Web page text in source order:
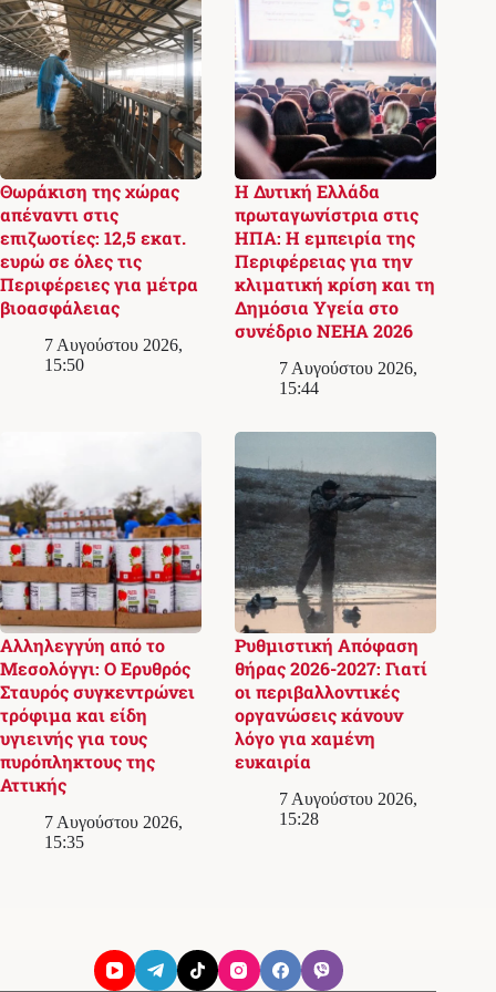
Θωράκιση της χώρας
απέναντι στις
επιζωοτίες: 12,5 εκατ.
ευρώ σε όλες τις
Περιφέρειες για μέτρα
βιοασφάλειας
7 Αυγούστου 2026,
15:50
Η Δυτική Ελλάδα
πρωταγωνίστρια στις
ΗΠΑ: Η εμπειρία της
Περιφέρειας για την
κλιματική κρίση και τη
Δημόσια Υγεία στο
συνέδριο NEHA 2026
7 Αυγούστου 2026,
15:44
Αλληλεγγύη από το
Μεσολόγγι: Ο Ερυθρός
Σταυρός συγκεντρώνει
τρόφιμα και είδη
υγιεινής για τους
πυρόπληκτους της
Αττικής
7 Αυγούστου 2026,
15:35
Ρυθμιστική Απόφαση
θήρας 2026-2027: Γιατί
οι περιβαλλοντικές
οργανώσεις κάνουν
λόγο για χαμένη
ευκαιρία
7 Αυγούστου 2026,
15:28